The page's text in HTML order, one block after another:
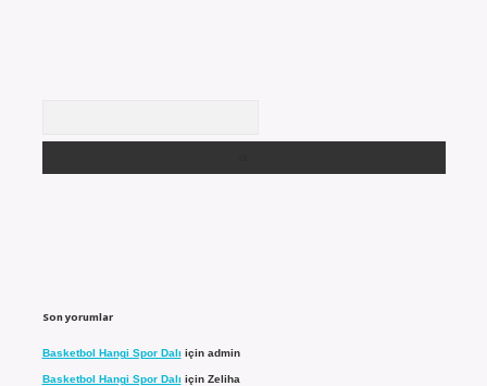
Son yorumlar
Basketbol Hangi Spor Dalı için admin
Basketbol Hangi Spor Dalı için Zeliha